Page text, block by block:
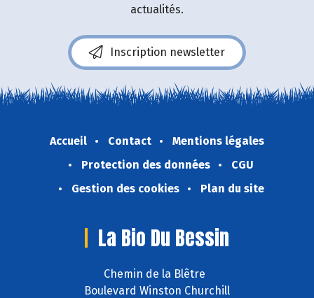
actualités.
Inscription newsletter
Accueil Contact
Mentions légales
Protection des données
CGU
Gestion des cookies
Plan du site
La Bio Du Bessin
Chemin de la Blêtre
Boulevard Winston Churchill